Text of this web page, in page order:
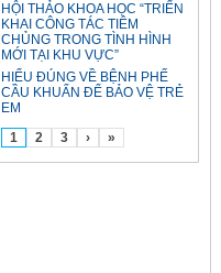
HỘI THẢO KHOA HỌC “TRIỂN
KHAI CÔNG TÁC TIÊM
CHỦNG TRONG TÌNH HÌNH
MỚI TẠI KHU VỰC”
HIỂU ĐÚNG VỀ BỆNH PHẾ
CẦU KHUẨN ĐỂ BẢO VỆ TRẺ
EM
1
2 3 › »